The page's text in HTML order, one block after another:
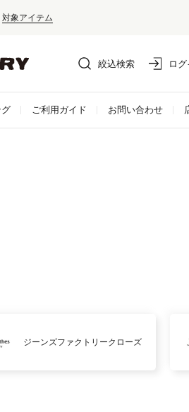
対象アイテム
絞込検索 ロ
ご利用ガイド お問い合わせ
ジーンズファクトリークローズ